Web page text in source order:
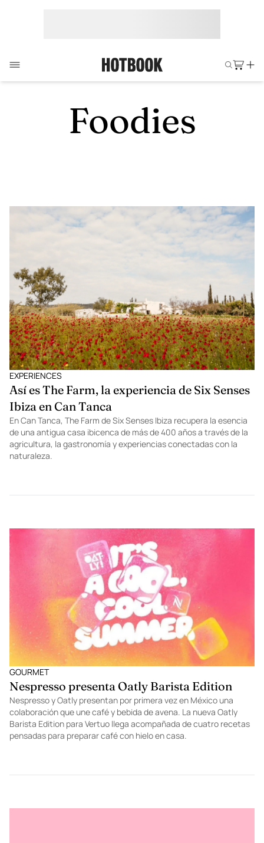
Foodies
EXPERIENCES
Así es The Farm, la experiencia de Six Senses
Ibiza en Can Tanca
En Can Tanca, The Farm de Six Senses Ibiza recupera la esencia
de una antigua casa ibicenca de más de 400 años a través de la
agricultura, la gastronomía y experiencias conectadas con la
naturaleza.
GOURMET
Nespresso presenta Oatly Barista Edition
Nespresso y Oatly presentan por primera vez en México una
colaboración que une café y bebida de avena. La nueva Oatly
Barista Edition para Vertuo llega acompañada de cuatro recetas
pensadas para preparar café con hielo en casa.